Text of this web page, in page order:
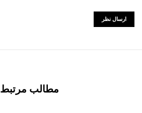
مطالب مرتبط